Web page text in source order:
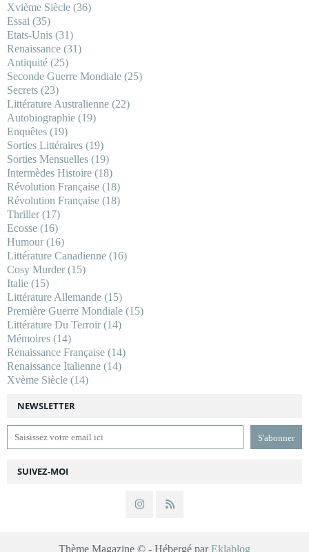
NEWSLETTER
SUIVEZ-MOI
Xvième Siècle (36)
Essai (35)
Etats-Unis (31)
Renaissance (31)
Antiquité (25)
Seconde Guerre Mondiale (25)
Secrets (23)
Littérature Australienne (22)
Autobiographie (19)
Enquêtes (19)
Sorties Littéraires (19)
Sorties Mensuelles (19)
Intermèdes Histoire (18)
Révolution Française (18)
Révolution Française (18)
Thriller(17)
Ecosse (16)
Humour(16)
Littérature Canadienne (16)
Cosy Murder(15)
Italie (15)
Littérature Allemande (15)
Première Guerre Mondiale (15)
Littérature Du Terroir(14)
Mémoires (14)
Renaissance Française (14)
Renaissance Italienne (14)
Xvème Siècle (14)
Thème Magazine © - Hébergé parEklablog